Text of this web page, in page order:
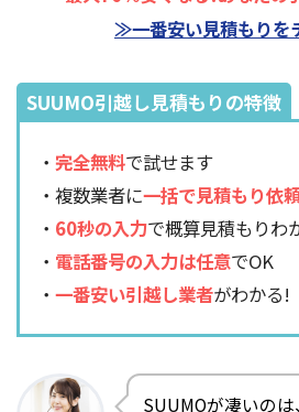
≫一番安い見積もり
SUUMO引越し見積もりの特徴
・完全無料で試せます
・複数業者に一括で見積もり依
・ 60秒の入力で概算見積もりわ
・ 電話番号の入力は任意でOK
・一番安い引越し業者がわかる!
SUUMOが凄いの